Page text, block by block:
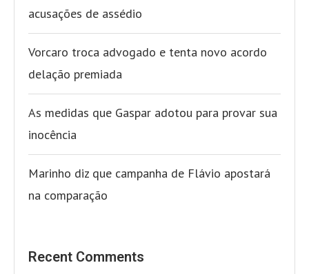
acusações de assédio
Vorcaro troca advogado e tenta novo acordo
delação premiada
As medidas que Gaspar adotou para provar sua
inocência
Marinho diz que campanha de Flávio apostará
na comparação
Recent Comments